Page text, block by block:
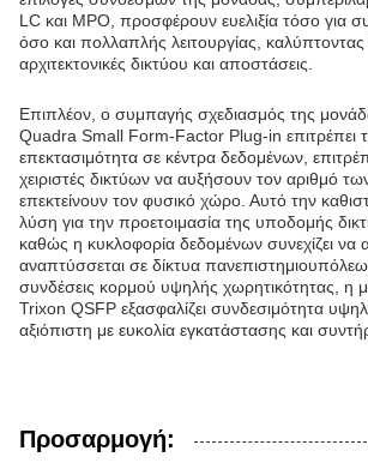
LC και MPO, προσφέρουν ευελιξία τόσο για
όσο και πολλαπλής λειτουργίας, καλύπτοντας
αρχιτεκτονικές δικτύου και αποστάσεις.
Επιπλέον, ο συμπαγής σχεδιασμός της
Quadra Small Form-Factor Plug-in επιτρέπει
επεκτασιμότητα σε κέντρα δεδομένων,
χειριστές δικτύων να αυξήσουν τον αριθμό
επεκτείνουν τον φυσικό χώρο. Αυτό την
λύση για την προετοιμασία της υποδομής
καθώς η κυκλοφορία δεδομένων συνεχίζει να
αναπτύσσεται σε δίκτυα
συνδέσεις κορμού υψηλής χωρητικότητας, η
Trixon QSFP εξασφαλίζει συνδεσιμότητα
αξιόπιστη με ευκολία εγκατάστασης και
Προσαρμογή: